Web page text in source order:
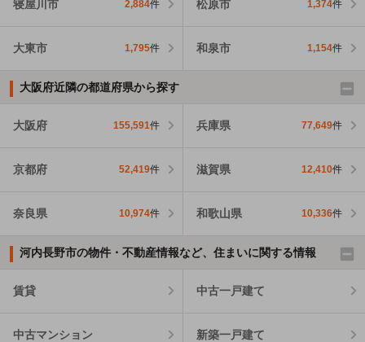
寝屋川市 2,884件 松原市 1,374件
大東市 1,795件 和泉市 1,154件
大阪府近隣の都道府県から探す
大阪府 155,591件 兵庫県 77,649件
京都府 52,419件 滋賀県 12,410件
奈良県 10,974件 和歌山県 10,336件
河内長野市の物件・不動産情報など、住まいに関する情報
賃貸 中古一戸建て
中古マンション 新築一戸建て